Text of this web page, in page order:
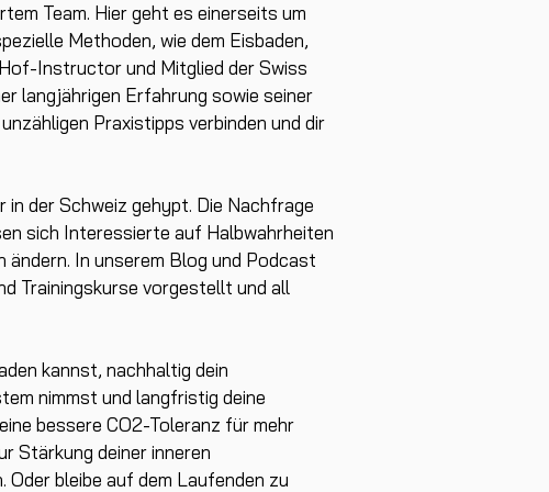
Team. Hier geht es einerseits um
Methoden, wie dem Eisbaden,
Instructor und Mitglied der Swiss
langjährigen Erfahrung sowie seiner
Praxistipps verbinden und dir
der Schweiz gehypt. Die Nachfrage
sich Interessierte auf Halbwahrheiten
ändern. In unserem Blog und Podcast
Trainingskurse vorgestellt und all
kannst, nachhaltig dein
nimmst und langfristig deine
bessere CO2-Toleranz für mehr
Stärkung deiner inneren
bleibe auf dem Laufenden zu